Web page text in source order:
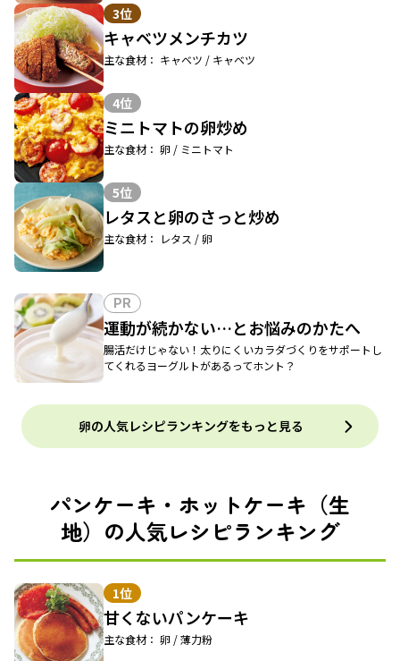
3位
キャベツメンチカツ
主な食材： キャベツ / キャベツ
4位
ミニトマトの卵炒め
主な食材： 卵 / ミニトマト
5位
レタスと卵のさっと炒め
主な食材： レタス / 卵
PR
運動が続かない…とお悩みのかたへ
腸活だけじゃない！太りにくいカラダづくりをサポートし
てくれるヨーグルトがあるってホント？
卵の人気レシピランキングをもっと見る
パンケーキ・ホットケーキ（生
地）の人気レシピランキング
1位
甘くないパンケーキ
主な食材： 卵 / 薄力粉